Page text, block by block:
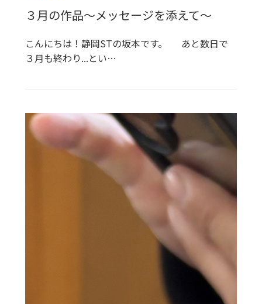
３月の作品～メッセージを添えて～
こんにちは！静岡STの坂本です。 あと数日で
３月も終わり...とい…